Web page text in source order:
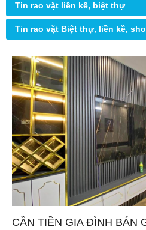
Tin rao vặt liền kề, biệt thự
Tin rao vặt Biệt thự, liền kề,
CẦN TIỀN GIA ĐÌNH BÁN